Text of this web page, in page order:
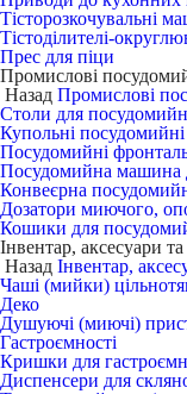
Тісторозкочувальні
Тістоділителі-
Прес для піци
Промислові
Назад Промислові
Столи для
Купольні
Посудомийні
Посудомийна машина
Конвеєрна
Дозатори миючого,
Кошики для
Інвентар, аксесуари
Назад Інвентар,
Чаші (мийки)
Деко
Душуючі (миючі)
Гастроємності
Кришки для
Диспенсери для